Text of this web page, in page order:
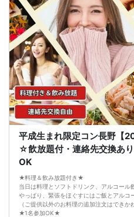
2. 服装の指定はございません。多くのお
れています。
3. 開催判断はイベント前日の時点で男性３
なりますが、当日に参加者のキャンセルで
回った場合、一切返金などの保証はいた
4. イベントページ内の「お申し込み状況
数、男女比率と異なる可能性がございます。
5. 当日は店舗の外ではなく店舗内で受付
で来た」旨をお伝えください。
6. お釣りの用意はございませんので、出
7. 当日は年齢確認のできる身分証をお持
ことが発覚した場合、参加費を全額徴収し
8. 15分以上の遅刻はキャンセルとみなす
9. 当日受付にお越しになってからのキャ
泊費、通信費等の返金は行いません。
11. 領収書の発行はいたしかねます。
お申し込みが完了した時点で上記すべての
8/15(土)40代メイン夜コン松本
平成生まれ限定コン長野【
☆飲放題付・連絡先交換あ
OK
★料理＆飲み放題付き★
当日は料理とソフトドリンク、アルコール
やっぱり、緊張をほぐすにはご飯とアルコ
（ご提供以外のお料理の追加注文はできか
★1名参加OK★